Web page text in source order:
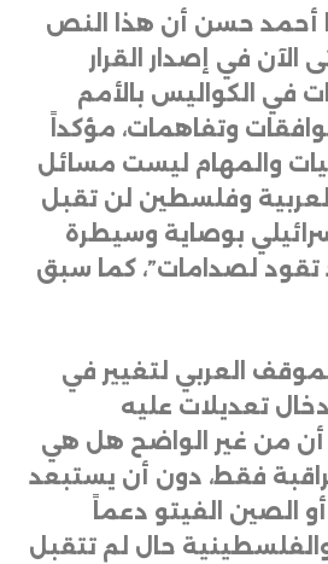
أحمد حسن أن هذا النص
في إصدار القرار
في الكواليس بالأمم
وتفاهمات، مؤكداً
والمهام ليست مسائل
وفلسطين لن تقبل
بوصاية وسيطرة
تقود لصدامات”، كما سبق
العربي لتغيير في
تعديلات عليه
من غير الواضح هل هي
فقط، دون أن يستبعد
الصين الفيتو دعماً
حال لم تتقبل